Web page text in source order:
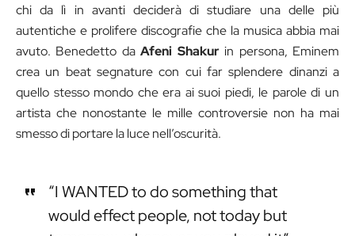
chi da lì in avanti deciderà di studiare una delle più
autentiche e prolifere discografie che la musica abbia mai
avuto. Benedetto daAfeni Shakurin persona, Eminem
crea un beat segnature con cui far splendere dinanzi a
quello stesso mondo che era ai suoi piedi, le parole di un
artista che nonostante le mille controversie non ha mai
smesso di portare la luce nell’oscurità.
“I WANTED to do something that
would effect people, not today but